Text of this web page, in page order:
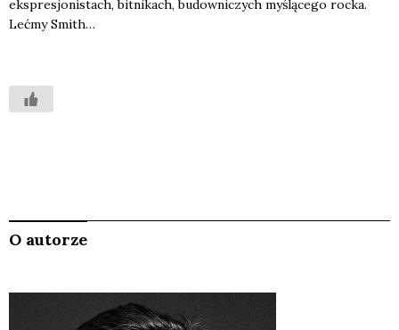
eks­pre­sjo­ni­stach, bit­ni­kach, budow­ni­czych myślą­ce­go roc­ka.
Leć­my Smith…
O autorze